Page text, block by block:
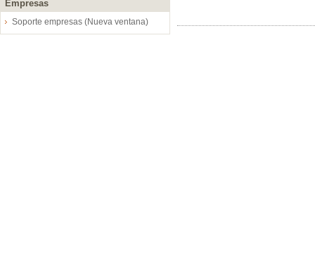
Empresas
Soporte empresas (Nueva ventana)